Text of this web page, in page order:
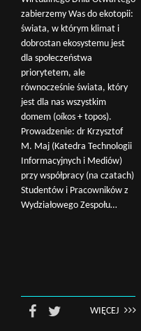
zabierzemy Was do ekotopii:
świata, w którym klimat i
dobrostan ekosystemu jest
dla społeczeństwa
priorytetem, ale
równocześnie świata, który
jest dla nas wszystkim
domem (oíkos + topos).
Prowadzenie: dr Krzysztof
M. Maj (Katedra Technologii
Informacyjnych i Mediów)
przy współpracy (na czatach)
Studentów i Pracowników z
Wydziałowego Zespołu…
WIĘCEJ